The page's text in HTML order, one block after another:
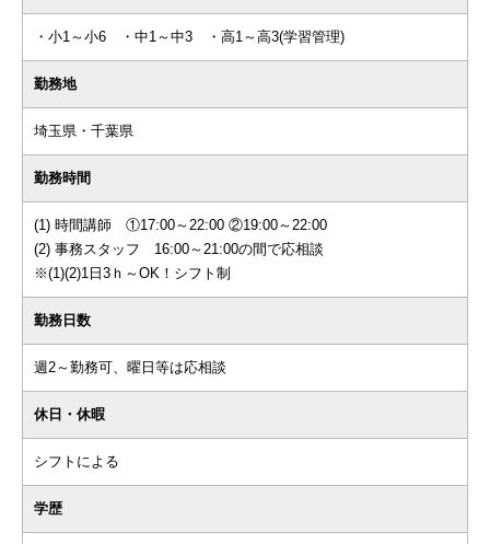
・小1～小6 ・中1～中3 ・高1～高3(学習管理)
勤務地
埼玉県・千葉県
勤務時間
(1) 時間講師 ①17:00～22:00 ②19:00～22:00
(2) 事務スタッフ 16:00～21:00の間で応相談
※(1)(2)1日3ｈ～OK！シフト制
勤務日数
週2～勤務可、曜日等は応相談
休日・休暇
シフトによる
学歴